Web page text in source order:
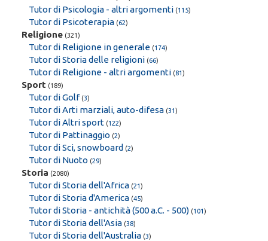
Tutor di Psicologia - altri argomenti (115)
Tutor di Psicoterapia (62)
Religione (321)
Tutor di Religione in generale (174)
Tutor di Storia delle religioni (66)
Tutor di Religione - altri argomenti (81)
Sport (189)
Tutor di Golf (3)
Tutor di Arti marziali, auto-difesa (31)
Tutor di Altri sport (122)
Tutor di Pattinaggio (2)
Tutor di Sci, snowboard (2)
Tutor di Nuoto (29)
Storia (2080)
Tutor di Storia dell'Africa (21)
Tutor di Storia d'America (45)
Tutor di Storia - antichità (500 a.C. - 500) (101)
Tutor di Storia dell'Asia (38)
Tutor di Storia dell'Australia (3)